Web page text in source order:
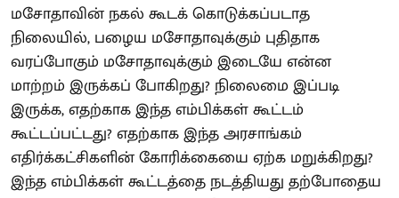
மசோதாவின் நகல் கூடக் கொடுக்கப்படாத
நிலையில், பழைய மசோதாவுக்கும் புதிதாக
வரப்போகும் மசோதாவுக்கும் இடையே என்ன
மாற்றம் இருக்கப் போகிறது? நிலைமை இப்படி
இருக்க, எதற்காக இந்த எம்பிக்கள் கூட்டம்
கூட்டப்பட்டது? எதற்காக இந்த அரசாங்கம்
எதிர்க்கட்சிகளின் கோரிக்கையை ஏற்க மறுக்கிறது?
இந்த எம்பிக்கள் கூட்டத்தை நடத்தியது தற்போதைய